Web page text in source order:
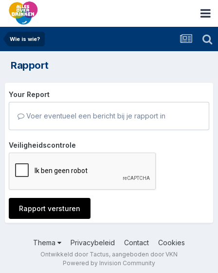
Wie is wie?
Rapport
Your Report
Voer eventueel een bericht bij je rapport in
Veiligheidscontrole
Rapport versturen
Thema Privacybeleid Contact Cookies
Ontwikkeld door Tactus, aangeboden door VKN
Powered by Invision Community